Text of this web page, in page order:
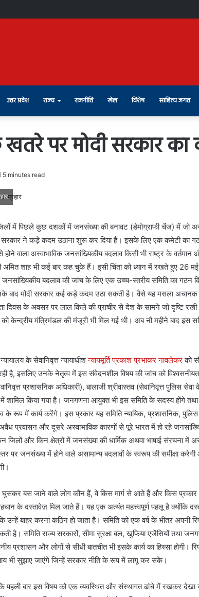
उत्तर प्रदेश राज्य राजनीति खेल विशेष साहित्य जगत
पर मोदी सरकार का
5 minutes read
में पिछले कुछ दशकों में जनसंख्या की बनावट (डेमोग्राफी चेंज) में जो
सरकार ने कड़े कदम उठाना शुरू कर दिया हैं। इसके लिए एक कमेटी का
वाला अस्वाभाविक जनसांख्यिकीय बदलाव किसी भी राष्ट्र के वर्तमान
अमित शाह भी कई बार कह चुके हैं। इसी चिंता को ध्यान में रखते हुए 26
बदलाव की जांच के लिए एक उच्च-स्तरीय समिति का गठन
बाद मोदी सरकार कई कड़े कदम उठा सकती है। वैसे यह मसला अचानक
दिवस के अवसर पर लाल किले की प्राचीर से देश के सामने जो दृष्टि
केन्द्रीय मंत्रिमंडल की मंजूरी भी मिल गई थी। अब नौ महीने बाद इस
के सेवानिवृत्त न्यायाधीशन्यायमूर्ति प्रकाश प्रभाकर नावलेकरको
है, इसलिए उनके नेतृत्व में इस संवेदनशील विषय की जांच को
प्रशासनिक अधिकारी), बालाजी श्रीवास्तव (सेवानिवृत्त पुलिस
शामिल किया गया है। जनगणना आयुक्त भी इस समिति के सदस्य होंगे
के रूप में कार्य करेंगे। इस प्रकार यह समिति न्यायिक, प्रशासनिक,
प्रवासन और दूसरे अस्वाभाविक कारणों से पूरे भारत में हो रहे
जिलों और किन क्षेत्रों में जनसंख्या की धार्मिक अथवा भाषाई संरचना में
पर जनसंख्या में होने वाले असामान्य बदलावों के स्वरूप की समीक्षा
बस जाने वाले लोग कौन हैं, वे किस मार्ग से आते हैं और किस प्रकार
के दस्तावेज़ मिल जाते हैं। यह एक अत्यंत महत्त्वपूर्ण पहलू है क्योंकि
बाहर करना कठिन हो जाता है। समिति को एक वर्ष के भीतर अपनी
है। समिति राज्य सरकारों, सीमा सुरक्षा बल, खुफिया एजेंसियों तथा
प्रशासन और लोगों से सीधी बातचीत भी इसके कार्य का हिस्सा होगी।
भी सुझाए जाएंगे जिन्हें सरकार नीति के रूप में लागू कर सके।
पहली बार इस विषय को एक व्यवस्थित और संस्थागत ढांचे में रखकर